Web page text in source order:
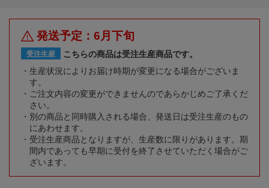
発送予定：6月下旬
受注生産
こちらの商品は受注生産商品です。
生産状況によりお届け時期が変更になる場合がございま
す。
ご注文内容の変更ができませんのであらかじめご了承くだ
さい。
別の商品と同時購入される場合、発送日は受注生産のもの
にあわせます。
受注生産商品となりますが、生産数に限りがあります。期
間内であっても早期に受付を終了させていただく場合がご
ざいます。